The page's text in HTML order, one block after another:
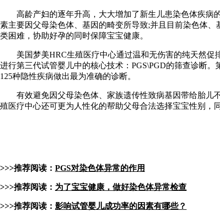
高龄产妇的逐年升高，大大增加了新生儿患染色体疾病的
素主要因父母染色体、基因的畸变所导致;并且目前染色体
类困难，协助好孕的同时保障宝宝健康。
美国梦美HRC生殖医疗中心通过温和无伤害的纯天然促
进行第三代试管婴儿中的核心技术：PGS\PGD的筛查诊断
125种隐性疾病做出最为准确的诊断。
有效避免因父母染色体、家族遗传性致病基因带给胎儿不
殖医疗中心还可更为人性化的帮助父母合法选择宝宝性别，
>>>推荐阅读： PGS对染色体异常的作用
>>>推荐阅读： 为了宝宝健康，做好染色体异常检查
>>>推荐阅读： 影响试管婴儿成功率的因素有哪些？